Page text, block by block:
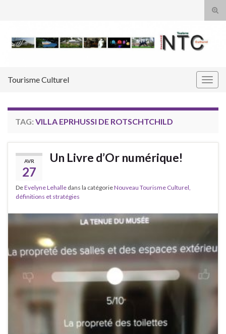
Tourisme Culturel
TAG: VILLA EPRHUSSI DE ROTSCHTCHILD
AVR
27
Un Livre d’Or numérique!
DeEvelyne Lehalle dans la catégorieNouveau Tourisme Culturel,
définitions et stratégies